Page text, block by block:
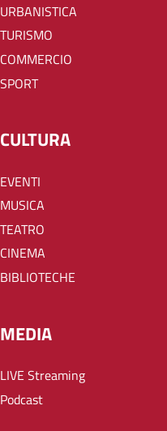
URBANISTICA
TURISMO
COMMERCIO
SPORT
CULTURA
EVENTI
MUSICA
TEATRO
CINEMA
BIBLIOTECHE
MEDIA
LIVE Streaming
Podcast